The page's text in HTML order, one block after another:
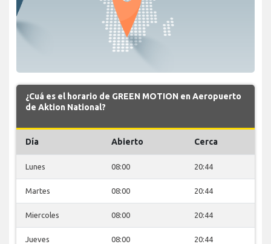
¿Cuá es el horario de GREEN MOTION en Aeropuerto
de Aktion National?
Día Abierto Cerca
Lunes 08:00 20:44
Martes 08:00 20:44
Miercoles 08:00 20:44
Jueves 08:00 20:44